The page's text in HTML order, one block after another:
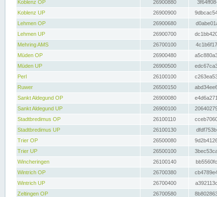
Koblenz OP
26900880
Koblenz UP
26900900
Lehmen OP
26900680
Lehmen UP
26900700
Mehring AMS
26700100
Müden OP
26900480
Müden UP
26900500
Perl
26100100
Ruwer
26500150
Sankt Aldegund OP
26900080
Sankt Aldegund UP
26900100
Stadtbredimus OP
26100110
Stadtbredimus UP
26100130
Trier OP
26500080
Trier UP
26500100
Wincheringen
26100140
Wintrich OP
26700380
Wintrich UP
26700400
Zeltingen OP
26700580